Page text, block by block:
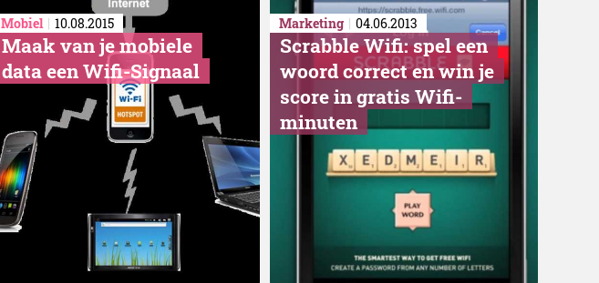
Mobiel 10.08.2015
Maak van je mobiele
data een Wifi-Signaal
Marketing 04.06.2013
Scrabble Wifi: spel een
woord correct en win je
score in gratis Wifi-
minuten